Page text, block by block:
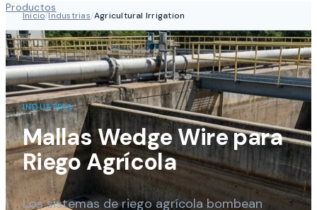
Productos
Industrias
Capacidades
Nosotros
Inicio/Industrias/Agricultural Irrigation
INDUSTRIA
Mallas Wedge Wire para
Riego Agrícola
Los sistemas de riego agrícola bombean